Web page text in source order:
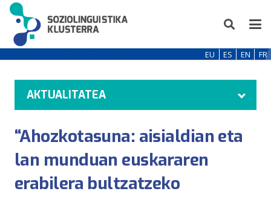
EU ES EN FR
AKTUALITATEA
“Ahozkotasuna: aisialdian eta
lan munduan euskararen
erabilera bultzatzeko